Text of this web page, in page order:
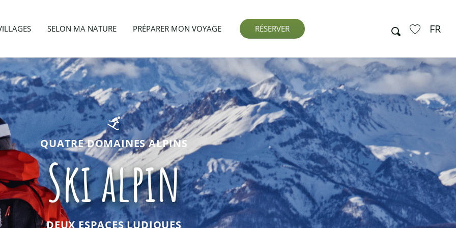
Recherche FR
SELON MA NATURE PRÉPARER MON VOYAGE RÉSERVER
QUATRE DOMAINES ALPINS
Ski alpin
DEUX ESPACES LUDIQUES